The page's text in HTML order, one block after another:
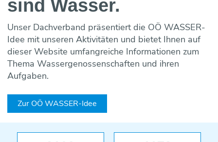
Regelwerke
Trinkwasserbar
Trinkwassernotversorgung
Trinkwasseruntersuchungsaktion
Versicherungen
Wahlergebnisse
Vorträge & Präsentationen
Fotos & Impressionen
Bildung ONLINE
Speicherung
Wasseraufbereitung
Reinigung
Wasserverlustanalyse und Leckortung
Wasserzähler
Fremdüberwachung von
Eigenüberwachung von
Projekte / Studien
EU-Angelegenheiten
Maulwurf- und Rohrlosdränung
Chronik
Team
sind Wasser.
Unser Dachverband präsentiert die OÖ WASSER-
Idee mit unseren Aktivitäten und bietet Ihnen auf
dieser Website umfangreiche Informationen zum
Thema Wassergenossenschaften und ihren
Aufgaben.
Zur OÖ WASSER-Idee